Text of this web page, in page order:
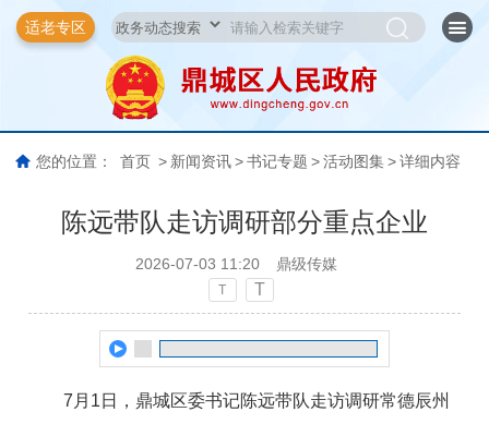
适老专区
您的位置： 首页 > 新闻资讯 > 书记专题 > 活动图集 > 详细内容
陈远带队走访调研部分重点企业
2026-07-03 11:20 鼎级传媒
T T
7月1日，鼎城区委书记陈远带队走访调研常德辰州